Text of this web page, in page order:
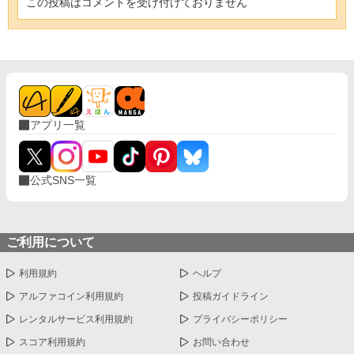
アプリ一覧
公式SNS一覧
ご利用について
利用規約 ヘルプ
アルファコイン利用規約 投稿ガイドライン
レンタルサービス利用規約 プライバシーポリシー
スコア利用規約 お問い合わせ